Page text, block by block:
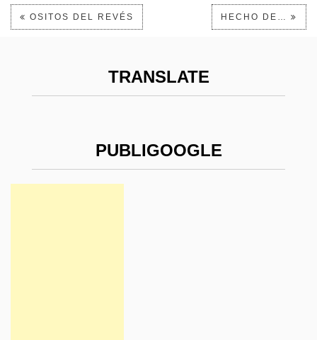
OSITOS DEL REVÉS HECHO DE…
TRANSLATE
PUBLIGOOGLE